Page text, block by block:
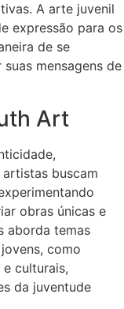
A arte juvenil
expressão para os
de se
mensagens de
Art
buscam
obras únicas e
aborda temas
como
culturais,
da juventude